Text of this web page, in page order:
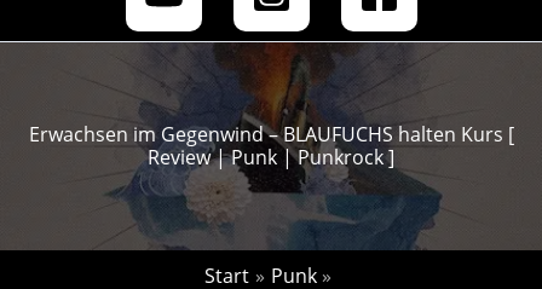
Erwachsen im Gegenwind – BLAUFUCHS halten Kurs [
Review | Punk | Punkrock ]
Start
Punk